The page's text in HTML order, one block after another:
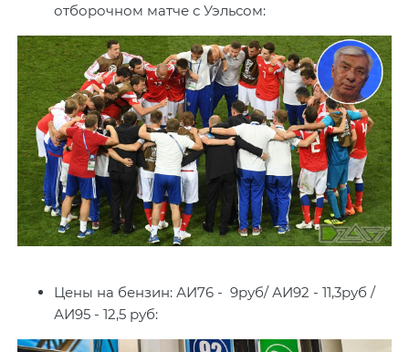
отборочном матче с Уэльсом:
Цены на бензин: АИ76 - 9руб/ АИ92 - 11,3руб /
АИ95 - 12,5 руб: